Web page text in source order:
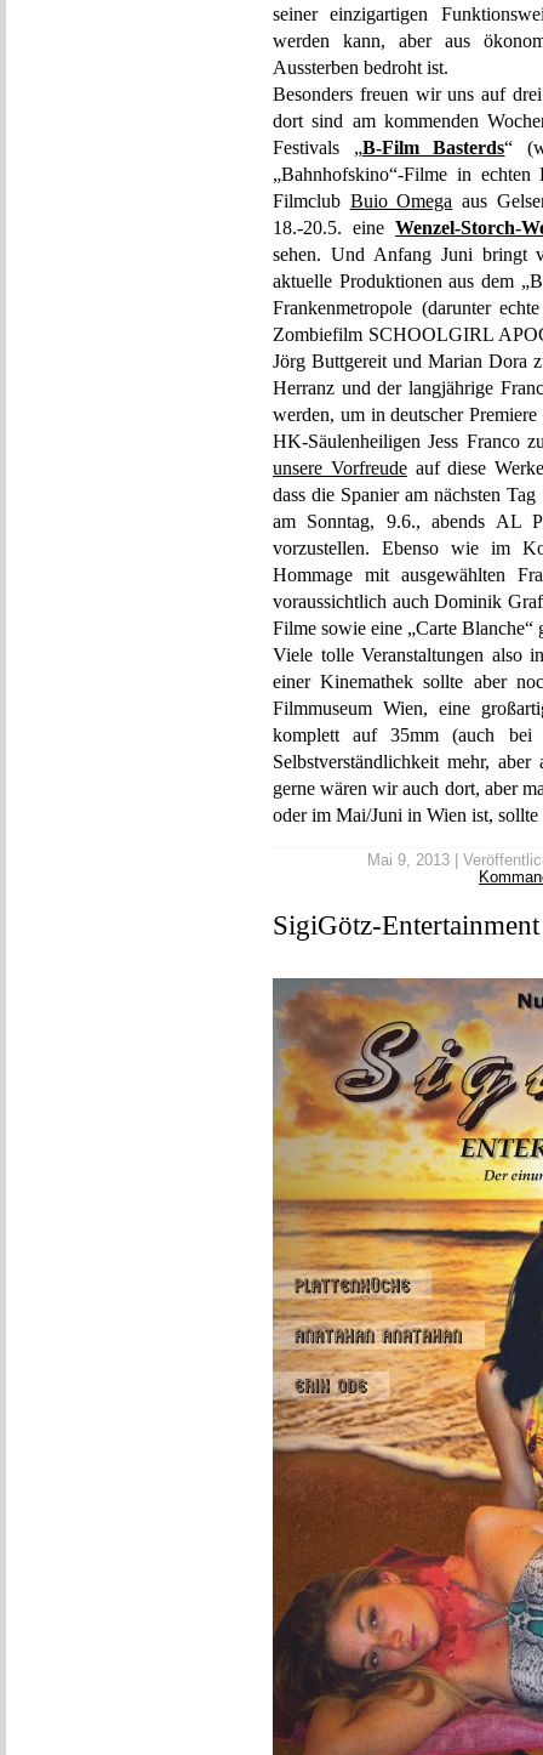
seiner einzigartigen
werden kann, aber aus
Aussterben bedroht ist.
Besonders freuen wir uns auf
dort sind am kommenden
Festivals „B-Film Basterds“
„Bahnhofskino“-Filme in
Filmclub Buio Omega aus
18.-20.5. eine Wenzel-Storch-
sehen. Und Anfang Juni bringt
aktuelle Produktionen aus dem
Frankenmetropole (darunter
Zombiefilm SCHOOLGIRL
Jörg Buttgereit und Marian Dora
Herranz und der langjährige
werden, um in deutscher
HK-Säulenheiligen Jess Franco
unsere Vorfreudeauf diese
dass die Spanier am nächsten
am Sonntag, 9.6., abends
vorzustellen. Ebenso wie im
Hommage mit ausgewählten
voraussichtlich auch Dominik
Filme sowie eine „Carte Blanche“
Viele tolle Veranstaltungen also
einer Kinemathek sollte aber
Filmmuseum Wien, eine
komplett auf 35mm (auch bei
Selbstverständlichkeit mehr,
gerne wären wir auch dort, aber
oder im Mai/Juni in Wien ist, sollte
Mai 9, 2013 |
SigiGötz-